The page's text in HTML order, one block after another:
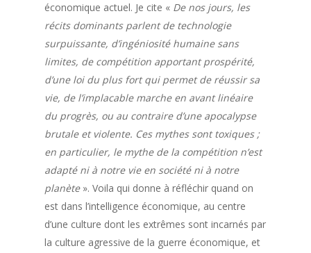
économique actuel. Je cite « De nos jours, les
récits dominants parlent de technologie
surpuissante, d’ingéniosité humaine sans
limites, de compétition apportant prospérité,
d’une loi du plus fort qui permet de réussir sa
vie, de l’implacable marche en avant linéaire
du progrès, ou au contraire d’une apocalypse
brutale et violente. Ces mythes sont toxiques ;
en particulier, le mythe de la compétition n’est
adapté ni à notre vie en société ni à notre
planète». Voila qui donne à réfléchir quand on
est dans l’intelligence économique, au centre
d’une culture dont les extrêmes sont incarnés par
la culture agressive de la guerre économique, et